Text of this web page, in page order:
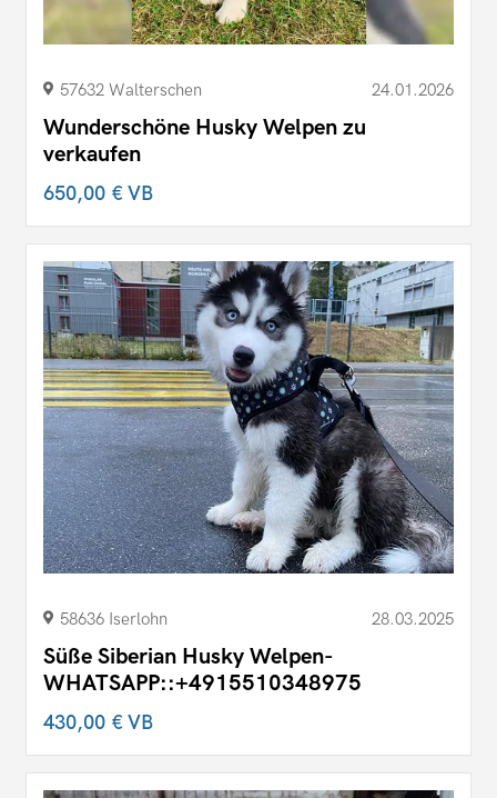
57632 Walterschen 24.01.2026
Wunderschöne Husky Welpen zu
verkaufen
650,00 €VB
58636 Iserlohn 28.03.2025
Süße Siberian Husky Welpen-
WHATSAPP::+4915510348975
430,00 €VB